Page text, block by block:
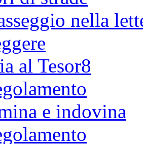
nella
al Tesor8
e indovina